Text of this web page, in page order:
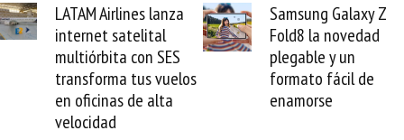
Samsung Galaxy Z
Fold8 la novedad
plegable y un
formato fácil de
enamorse
Cashea levanta 100
millones de dólares y
valida el crédito del
venezolano ante el
mundo